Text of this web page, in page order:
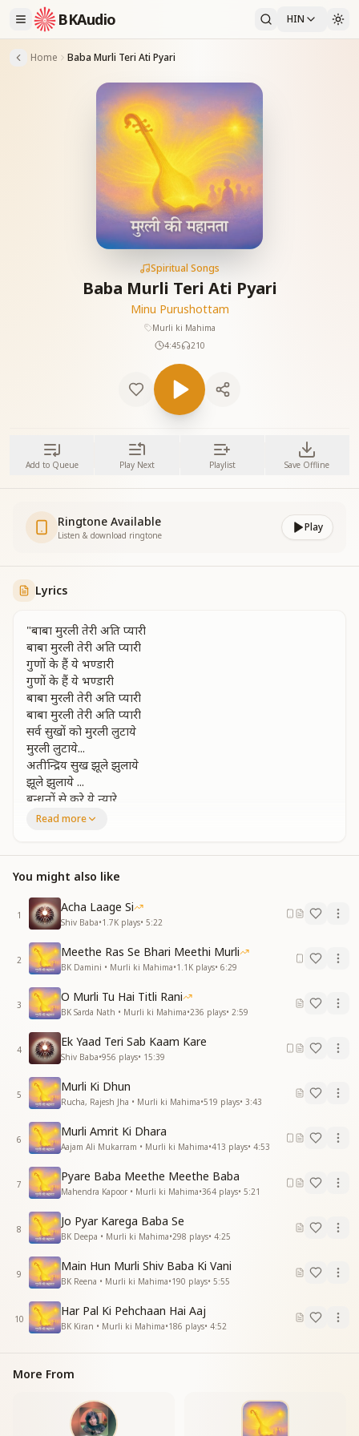
BKAudio HIN
Home Baba Murli Teri Ati Pyari
Spiritual Songs
Baba Murli Teri Ati Pyari
Minu Purushottam
Murli ki Mahima
4:45
210
Add to Queue Play Next Playlist Save Offline
Ringtone Available
Listen & download ringtone
Play
Lyrics
"बाबा मुरली तेरी अति प्यारी
बाबा मुरली तेरी अति प्यारी
गुणों के हैं ये भण्डारी
गुणों के हैं ये भण्डारी
बाबा मुरली तेरी अति प्यारी
बाबा मुरली तेरी अति प्यारी
सर्व सुखों को मुरली लुटाये
मुरली लुटाये...
अतीन्द्रिय सुख झूले झुलाये
झूले झुलाये ...
बन्धनों से करे ये न्यारे
बन्धनों से करे ये न्यारे
ज्ञान रतन ये रोज लुटाये
रोज लुटाये
इसे सुन मन सन्तुष्ट हो जाये
सन्तुष्ट हो जाये
भर दे ये झोली खाली
भर दे ये झोली खाली
बाबा मुरली तेरी अति प्यारी
बाबा मुरली तेरी अति प्यारी
मुरली तुम्हारी योग सिखाये
योग सिखाये...
विकारों से ये सबको बचाये
सबको बचाये...
प्यास बुझाये दिल वाली बाबा
प्यास बुझाये दिल वाली
बाबा मुरली तेरी अति प्यारी
बाबा मुरली तेरी अति प्यारी
गुणों के हैं ये भण्डारी
गुणों के हैं ये भण्डारी
बाबा मुरली तेरी अति प्यारी
बाबा मुरली तेरी अति प्यारी
"
Read more
You might also like
1
Acha Laage Si
Shiv Baba•1.7K plays• 5:22
2
Meethe Ras Se Bhari Meethi Murli
BK Damini • Murli ki Mahima•1.1K plays• 6:29
3
O Murli Tu Hai Titli Rani
BK Sarda Nath • Murli ki Mahima•236 plays• 2:59
4
Ek Yaad Teri Sab Kaam Kare
Shiv Baba•956 plays• 15:39
5
Murli Ki Dhun
Rucha, Rajesh Jha • Murli ki Mahima•519 plays• 3:43
6
Murli Amrit Ki Dhara
Aajam Ali Mukarram • Murli ki Mahima•413 plays• 4:53
7
Pyare Baba Meethe Meethe Baba
Mahendra Kapoor • Murli ki Mahima•364 plays• 5:21
8
Jo Pyar Karega Baba Se
BK Deepa • Murli ki Mahima•298 plays• 4:25
9
Main Hun Murli Shiv Baba Ki Vani
BK Reena • Murli ki Mahima•190 plays• 5:55
10
Har Pal Ki Pehchaan Hai Aaj
BK Kiran • Murli ki Mahima•186 plays• 4:52
More From